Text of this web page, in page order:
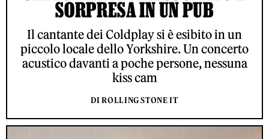
SORPRESA IN UN PUB
Il cantante dei Coldplay si è esibito in un
piccolo locale dello Yorkshire. Un concerto
acustico davanti a poche persone, nessuna
kiss cam
DI ROLLING STONE IT